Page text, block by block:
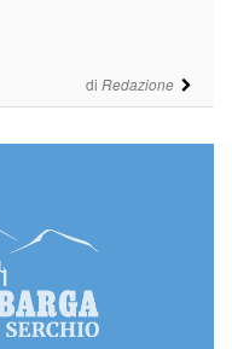
di Redazione